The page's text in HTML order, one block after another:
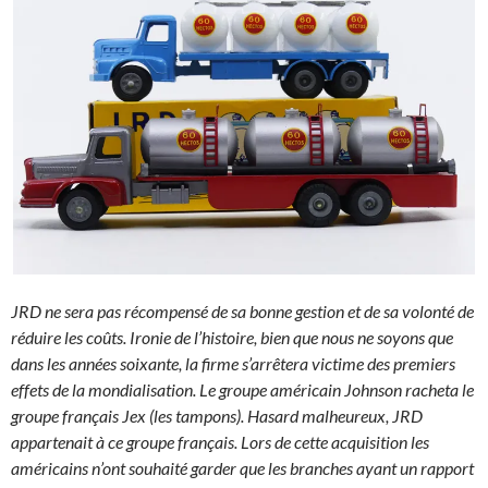
JRD ne sera pas récompensé de sa bonne gestion et de sa volonté de
réduire les coûts. Ironie de l’histoire, bien que nous ne soyons que
dans les années soixante, la firme s’arrêtera victime des premiers
effets de la mondialisation. Le groupe américain Johnson racheta le
groupe français Jex (les tampons). Hasard malheureux, JRD
appartenait à ce groupe français. Lors de cette acquisition les
américains n’ont souhaité garder que les branches ayant un rapport